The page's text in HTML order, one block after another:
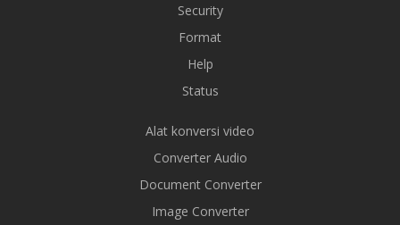
Security
Format
Help
Status
Alat konversi video
Converter Audio
Document Converter
Image Converter